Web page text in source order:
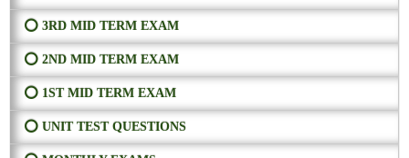
⭕ 3RD MID TERM EXAM
⭕ 2ND MID TERM EXAM
⭕ 1ST MID TERM EXAM
⭕ UNIT TEST QUESTIONS